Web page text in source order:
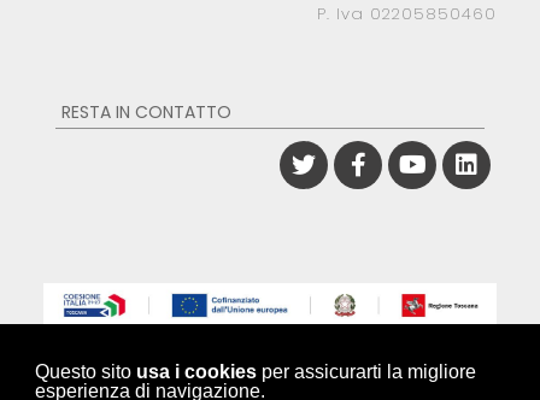
Questo sito usa i cookiesper assicurarti la migliore
esperienza di navigazione.
P. Iva 02205850460
RESTA IN CONTATTO
Copyright © 2025 - 2026 | Tutti i marchi, i nomi e i codici registrati,
appartengono ai legittimi proprietari